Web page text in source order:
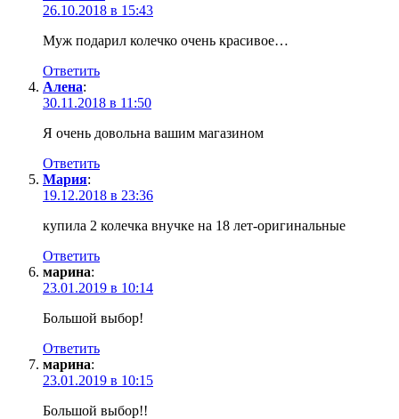
26.10.2018 в 15:43
Муж подарил колечко очень красивое…
Ответить
Алена:
30.11.2018 в 11:50
Я очень довольна вашим магазином
Ответить
Мария:
19.12.2018 в 23:36
купила 2 колечка внучке на 18 лет-оригинальные
Ответить
марина:
23.01.2019 в 10:14
Большой выбор!
Ответить
марина:
23.01.2019 в 10:15
Большой выбор!!